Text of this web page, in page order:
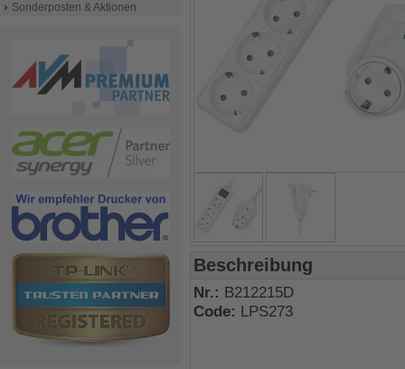
Sonderposten & Aktionen
Beschreibung
Nr.: B212215D
Code: LPS273